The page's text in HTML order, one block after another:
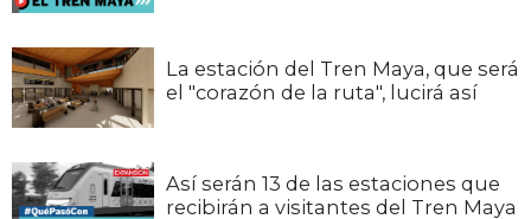
La estación del Tren Maya, que será
el "corazón de la ruta", lucirá así
Así serán 13 de las estaciones que
recibirán a visitantes del Tren Maya